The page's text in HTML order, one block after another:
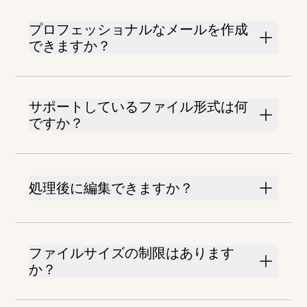
プロフェッショナルなメールを作成
できますか？
サポートしているファイル形式は何
ですか？
処理後に編集できますか？
ファイルサイズの制限はあります
か？